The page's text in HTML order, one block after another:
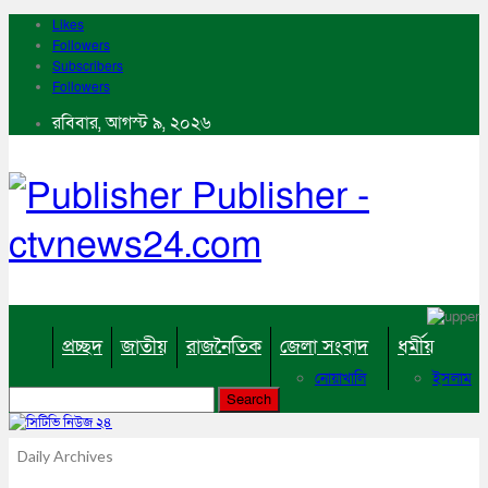
Likes
Followers
Subscribers
Followers
রবিবার, আগস্ট ৯, ২০২৬
Publisher -
ctvnews24.com
প্রচ্ছদ জাতীয় রাজনৈতিক জেলা সংবাদ
নোয়াখালি
ঢাকা
ধর্মীয়
ইসলাম
বৌদ্ধ
Daily Archives